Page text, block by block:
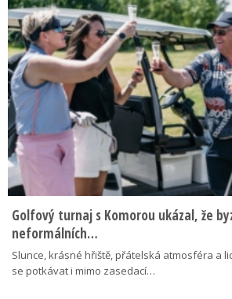
Golfový turnaj s Komorou ukázal, že
neformálních…
Slunce, krásné hřiště, přátelská atmosféra a
se potkávat i mimo zasedací…